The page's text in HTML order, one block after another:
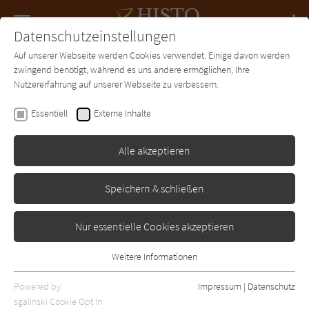
SUCHE Forum Charts Newsletter
Patricia Shaw
Im Tal der Mangobäume
Erschienen: Januar 2009
Datenschutzeinstellungen
Auf unserer Webseite werden Cookies verwendet. Einige davon werden
zwingend benötigt, während es uns andere ermöglichen, Ihre
Nutzererfahrung auf unserer Webseite zu verbessern.
Essentiell Externe Inhalte
Alle akzeptieren
Speichern & schließen
Nur essentielle Cookies akzeptieren
Essentielle Cookies werden für grundlegende Funktionen der
Webseite benötigt. Dadurch ist gewährleistet, dass die Webseite
Weitere Informationen
Powered by
sgalinski Cookie Opt In
Impressum | Datenschutz